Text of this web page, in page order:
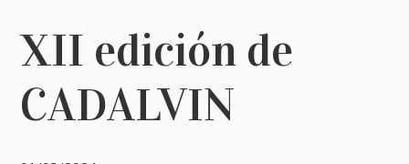
XII edición de
CADALVIN